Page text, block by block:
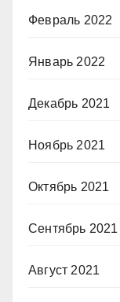
Февраль 2022
Январь 2022
Декабрь 2021
Ноябрь 2021
Октябрь 2021
Сентябрь 2021
Август 2021